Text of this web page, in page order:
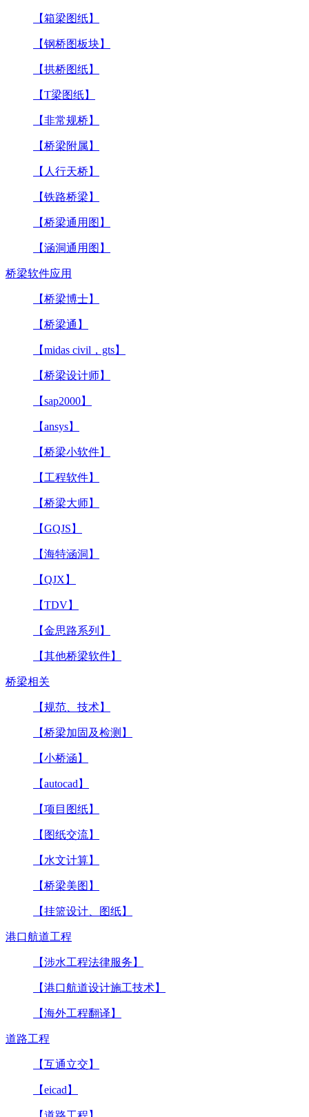
【箱梁图纸】
【钢桥图板块】
【拱桥图纸】
【T梁图纸】
【非常规桥】
【桥梁附属】
【人行天桥】
【铁路桥梁】
【桥梁通用图】
【涵洞通用图】
桥梁软件应用
【桥梁博士】
【桥梁通】
【midas civil，gts】
【桥梁设计师】
【sap2000】
【ansys】
【桥梁小软件】
【工程软件】
【桥梁大师】
【GQJS】
【海特涵洞】
【QJX】
【TDV】
【金思路系列】
【其他桥梁软件】
桥梁相关
【规范、技术】
【桥梁加固及检测】
【小桥涵】
【autocad】
【项目图纸】
【图纸交流】
【水文计算】
【桥梁美图】
【挂篮设计、图纸】
港口航道工程
【涉水工程法律服务】
【港口航道设计施工技术】
【海外工程翻译】
道路工程
【互通立交】
【eicad】